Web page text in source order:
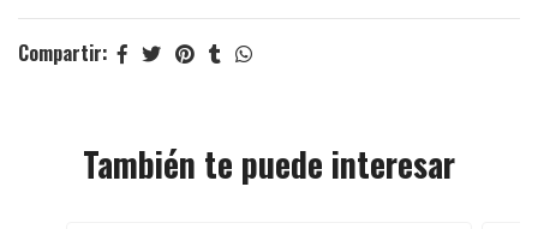
Compartir:
También te puede interesar